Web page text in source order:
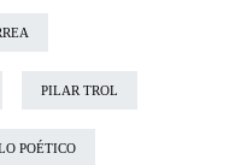
PILAR TROL
POÉTICO